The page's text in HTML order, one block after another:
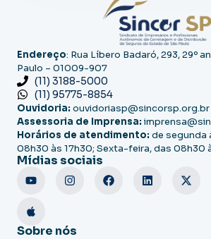
Endereço: Rua Líbero Badaró, 293, 29º
Paulo – 01009-907
(11) 3188-5000
(11) 95775-8854
Ouvidoria: ouvidoriasp@sincorsp.org.br
Assessoria de Imprensa:
Horários de atendimento: de segunda
08h30 às 17h30; Sexta-feira, das 08h30
Mídias sociais
Sobre nós